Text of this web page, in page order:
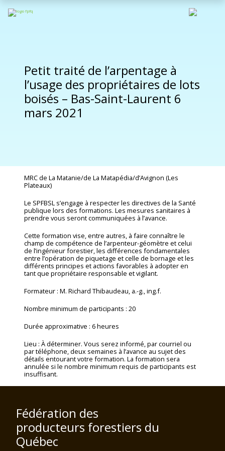
Petit traité de l’arpentage à
l’usage des propriétaires de lots
boisés – Bas-Saint-Laurent 6
mars 2021
MRC de La Matanie/de La Matapédia/d’Avignon (Les
Plateaux)
Le SPFBSL s’engage à respecter les directives de la Santé
publique lors des formations. Les mesures sanitaires à
prendre vous seront communiquées à l’avance.
Cette formation vise, entre autres, à faire connaître le
champ de compétence de l’arpenteur-géomètre et celui
de l’ingénieur forestier, les différences fondamentales
entre l’opération de piquetage et celle de bornage et les
différents principes et actions favorables à adopter en
tant que propriétaire responsable et vigilant.
Formateur : M. Richard Thibaudeau, a.-g., ing.f.
Nombre minimum de participants : 20
Durée approximative : 6 heures
Lieu : À déterminer. Vous serez informé, par courriel ou
par téléphone, deux semaines à l’avance au sujet des
détails entourant votre formation. La formation sera
annulée si le nombre minimum requis de participants est
insuffisant.
Fédération des
producteurs forestiers du
Québec